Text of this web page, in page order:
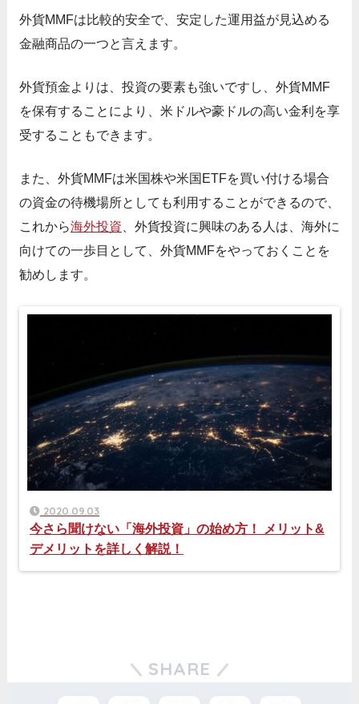
外貨MMFは比較的安全で、安定した運用益が見込める
金融商品の一つと言えます。
外貨預金よりは、投資の要素も強いですし、外貨MMF
を保有することにより、米ドルや豪ドルの高い金利を享
受することもできます。
また、外貨MMFは米国株や米国ETFを買い付ける場合
の資金の待機場所としても利用することができるので、
これから海外投資 、外貨投資に興味のある人は、海外に
向けての一歩目として、外貨MMFをやっておくことを
勧めします。
2020.09.03
今さら聞けない「海外投資」の始め方！ メリット&
デメリットを詳しく解説！
SHARE